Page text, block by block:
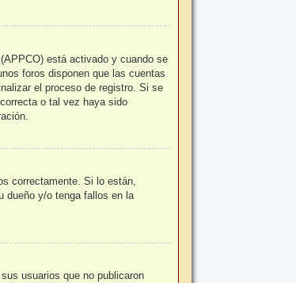
está activado y cuando se
foros disponen que las cuentas
el proceso de registro. Si se
o tal vez haya sido
correctamente. Si lo están,
dueño y/o tenga fallos en la
usuarios que no publicaron